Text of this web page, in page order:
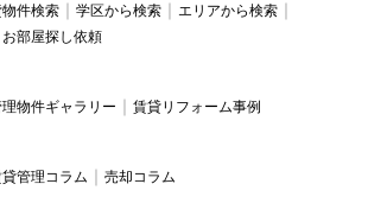
件検索 学区から検索
エリアから検索
お部屋探し依頼
物件ギャラリー 賃貸リフォーム事例
管理コラム 売却コラム